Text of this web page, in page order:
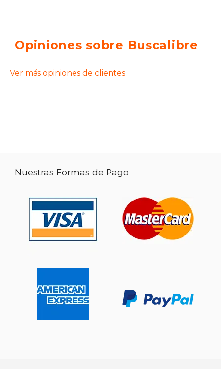
Opiniones sobre Buscalibre
Ver más opiniones de clientes
Nuestras Formas de Pago